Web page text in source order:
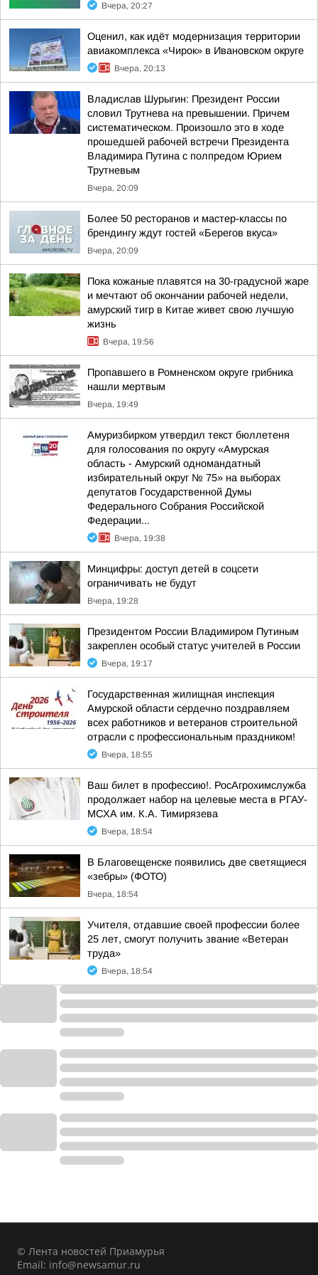
Вчера, 20:27
Оценил, как идёт модернизация территории
авиакомплекса «Чирок» в Ивановском округе
Вчера, 20:13
Владислав Шурыгин: Президент России
словил Трутнева на превышении. Причем
систематическом. Произошло это в ходе
прошедшей рабочей встречи Президента
Владимира Путина с полпредом Юрием
Трутневым
Вчера, 20:09
Более 50 ресторанов и мастер-классы по
брендингу ждут гостей «Берегов вкуса»
Вчера, 20:09
Пока кожаные плавятся на 30-градусной жаре
и мечтают об окончании рабочей недели,
амурский тигр в Китае живет свою лучшую
жизнь
Вчера, 19:56
Пропавшего в Ромненском округе грибника
нашли мертвым
Вчера, 19:49
Амуризбирком утвердил текст бюллетеня
для голосования по округу «Амурская
область - Амурский одномандатный
избирательный округ № 75» на выборах
депутатов Государственной Думы
Федерального Собрания Российской
Федерации...
Вчера, 19:38
Минцифры: доступ детей в соцсети
ограничивать не будут
Вчера, 19:28
Президентом России Владимиром Путиным
закреплен особый статус учителей в России
Вчера, 19:17
Государственная жилищная инспекция
Амурской области сердечно поздравляем
всех работников и ветеранов строительной
отрасли с профессиональным праздником!
Вчера, 18:55
Ваш билет в профессию!. РосАгрохимслужба
продолжает набор на целевые места в РГАУ-
МСХА им. К.А. Тимирязева
Вчера, 18:54
В Благовещенске появились две светящиеся
«зебры» (ФОТО)
Вчера, 18:54
Учителя, отдавшие своей профессии более
25 лет, смогут получить звание «Ветеран
труда»
Вчера, 18:54
© Лента новостей Приамурья
Email: info@newsamur.ru